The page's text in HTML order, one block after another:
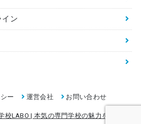
イン
ー 運営会社 お問い合わせ
校LABO | 本気の専門学校の魅力を伝え